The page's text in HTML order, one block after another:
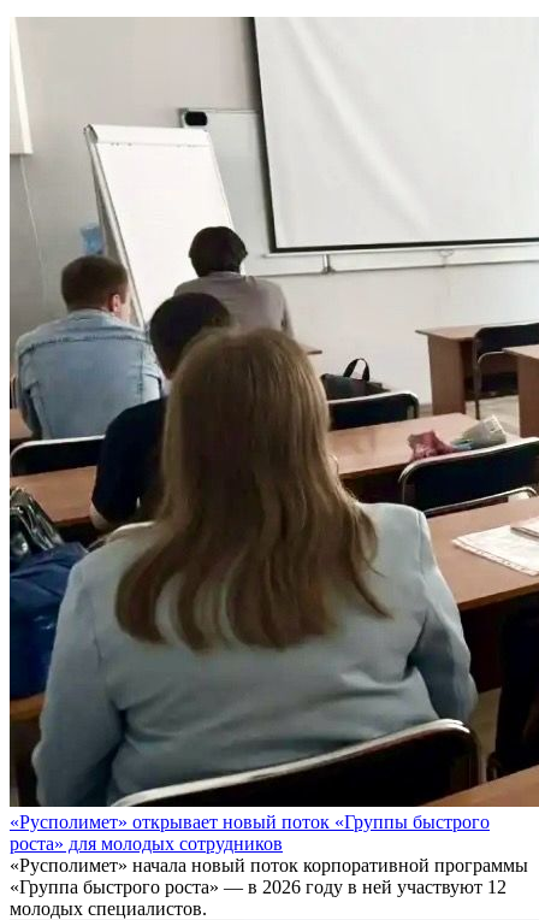
«Русполимет» открывает новый поток «Группы быстрого
роста» для молодых сотрудников
«Русполимет» начала новый поток корпоративной программы
«Группа быстрого роста» — в 2026 году в ней участвуют 12
молодых специалистов.